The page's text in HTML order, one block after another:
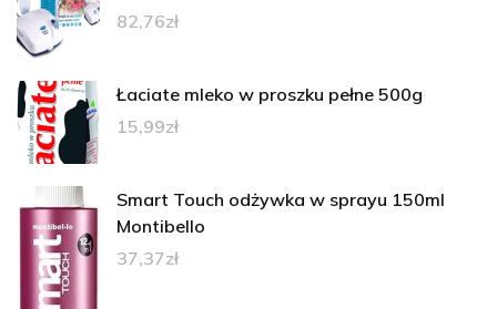
82,76zł
Łaciate mleko w proszku pełne 500g
15,99zł
Smart Touch odżywka w sprayu 150ml
Montibello
37,37zł